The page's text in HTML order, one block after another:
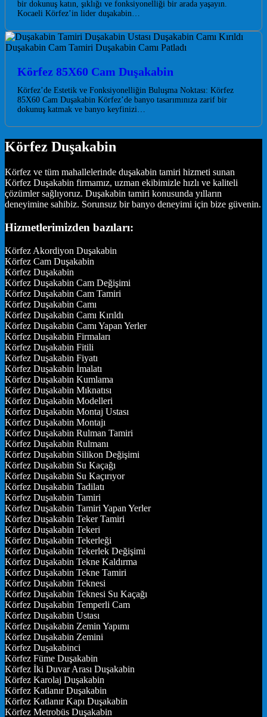
bir dokunuş katın, şıklığı ve fonksiyonelliği bir arada yaşayın.
Kocaeli Körfez’in lider duşakabin…
Körfez 85X60 Cam Duşakabin
Körfez’de Estetik ve Fonksiyonelliğin Buluşma Noktası: Körfez
85X60 Cam Duşakabin Körfez’de banyo tasarımınıza zarif bir
dokunuş katmak ve banyo keyfinizi…
Körfez Duşakabin
Körfez ve tüm mahallelerinde duşakabin tamiri hizmeti sunan
Körfez Duşakabin firmamız, uzman ekibimizle hızlı ve kaliteli
çözümler sağlıyoruz. Duşakabin tamiri konusunda yılların
deneyimine sahibiz. Sorunsuz bir banyo deneyimi için bize güvenin.
Hizmetlerimizden bazıları:
Körfez Akordiyon Duşakabin
Körfez Cam Duşakabin
Körfez Duşakabin
Körfez Duşakabin Cam Değişimi
Körfez Duşakabin Cam Tamiri
Körfez Duşakabin Camı
Körfez Duşakabin Camı Kırıldı
Körfez Duşakabin Camı Yapan Yerler
Körfez Duşakabin Firmaları
Körfez Duşakabin Fitili
Körfez Duşakabin Fiyatı
Körfez Duşakabin İmalatı
Körfez Duşakabin Kumlama
Körfez Duşakabin Mıknatısı
Körfez Duşakabin Modelleri
Körfez Duşakabin Montaj Ustası
Körfez Duşakabin Montajı
Körfez Duşakabin Rulman Tamiri
Körfez Duşakabin Rulmanı
Körfez Duşakabin Silikon Değişimi
Körfez Duşakabin Su Kaçağı
Körfez Duşakabin Su Kaçırıyor
Körfez Duşakabin Tadilatı
Körfez Duşakabin Tamiri
Körfez Duşakabin Tamiri Yapan Yerler
Körfez Duşakabin Teker Tamiri
Körfez Duşakabin Tekeri
Körfez Duşakabin Tekerleği
Körfez Duşakabin Tekerlek Değişimi
Körfez Duşakabin Tekne Kaldırma
Körfez Duşakabin Tekne Tamiri
Körfez Duşakabin Teknesi
Körfez Duşakabin Teknesi Su Kaçağı
Körfez Duşakabin Temperli Cam
Körfez Duşakabin Ustası
Körfez Duşakabin Zemin Yapımı
Körfez Duşakabin Zemini
Körfez Duşakabinci
Körfez Füme Duşakabin
Körfez İki Duvar Arası Duşakabin
Körfez Karolaj Duşakabin
Körfez Katlanır Duşakabin
Körfez Katlanır Kapı Duşakabin
Körfez Metrobüs Duşakabin